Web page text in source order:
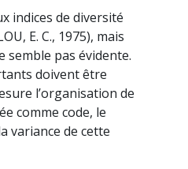
indices de diversité
E. C., 1975), mais
semble pas évidente.
doivent être
l’organisation de
comme code, le
variance de cette